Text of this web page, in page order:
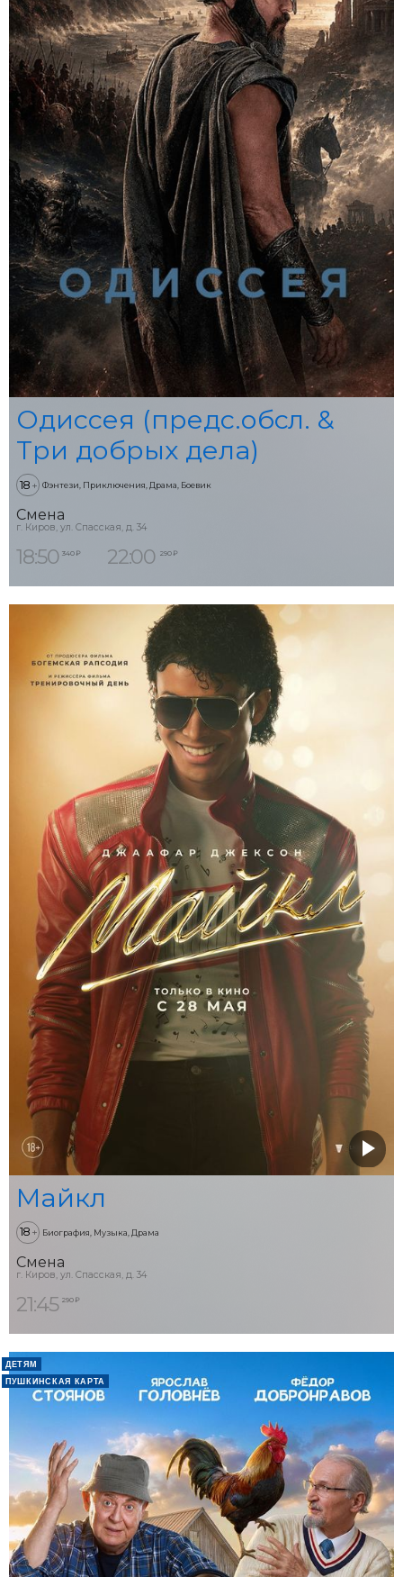
Одиссея (предс.обсл. &
Три добрых дела)
18 + Фэнтези, Приключения, Драма, Боевик
Смена
г. Киров, ул. Спасская, д. 34
18:50 340 ₽ 22:00 290 ₽
Майкл
18 + Биография, Музыка, Драма
Смена
г. Киров, ул. Спасская, д. 34
21:45 290 ₽
ДЕТЯМ
ПУШКИНСКАЯ КАРТА